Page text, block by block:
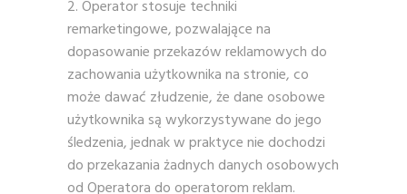
Operator stosuje techniki
remarketingowe, pozwalające na
dopasowanie przekazów reklamowych do
zachowania użytkownika na stronie, co
może dawać złudzenie, że dane osobowe
użytkownika są wykorzystywane do jego
śledzenia, jednak w praktyce nie dochodzi
do przekazania żadnych danych osobowych
od Operatora do operatorom reklam.